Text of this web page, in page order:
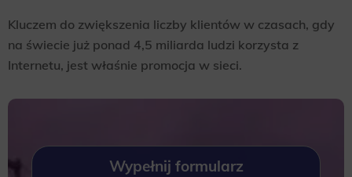
Kluczem do zwiększenia liczby klientów w czasach, gdy
na świecie już ponad 4,5 miliarda ludzi korzysta z
Internetu, jest właśnie promocja w sieci.
Wypełnij formularz